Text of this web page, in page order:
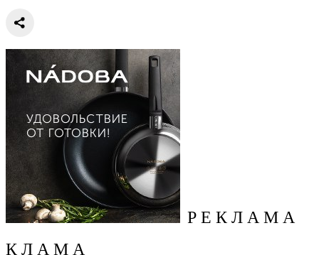
Р Е К Л А М А
К Л А М А